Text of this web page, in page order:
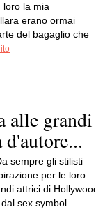
loro la mia
erano ormai
del bagaglio che
alle grandi
sempre gli stilisti
per le loro
attrici di
sex symbol...